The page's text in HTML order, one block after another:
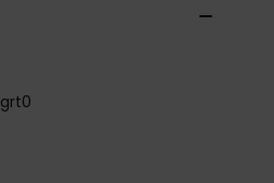
grt0